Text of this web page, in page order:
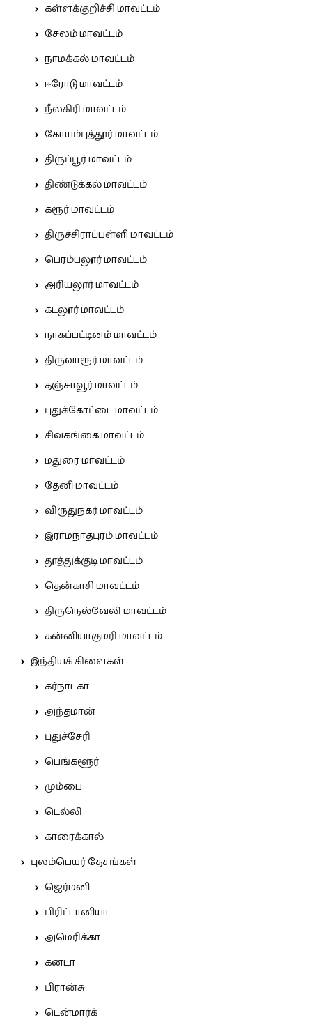
கள்ளக்குறிச்சி மாவட்டம்
சேலம் மாவட்டம்
நாமக்கல் மாவட்டம்
ஈரோடு மாவட்டம்
நீலகிரி மாவட்டம்
கோயம்புத்தூர் மாவட்டம்
திருப்பூர் மாவட்டம்
திண்டுக்கல் மாவட்டம்
கரூர் மாவட்டம்
திருச்சிராப்பள்ளி மாவட்டம்
பெரம்பலூர் மாவட்டம்
அரியலூர் மாவட்டம்
கடலூர் மாவட்டம்
நாகப்பட்டினம் மாவட்டம்
திருவாரூர் மாவட்டம்
தஞ்சாவூர் மாவட்டம்
புதுக்கோட்டை மாவட்டம்
சிவகங்கை மாவட்டம்
மதுரை மாவட்டம்
தேனி மாவட்டம்
விருதுநகர் மாவட்டம்
இராமநாதபுரம் மாவட்டம்
தூத்துக்குடி மாவட்டம்
தென்காசி மாவட்டம்
திருநெல்வேலி மாவட்டம்
கன்னியாகுமரி மாவட்டம்
இந்தியக் கிளைகள்
கர்நாடகா
அந்தமான்
புதுச்சேரி
பெங்களூர்
மும்பை
டெல்லி
காரைக்கால்
புலம்பெயர் தேசங்கள்
ஜெர்மனி
பிரிட்டானியா
அமெரிக்கா
கனடா
பிரான்சு
டென்மார்க்